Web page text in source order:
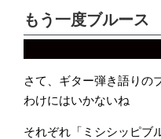
もう一度ブル
さて、ギター弾き語りの
わけにはいかないね
それぞれ「ミシシッピ